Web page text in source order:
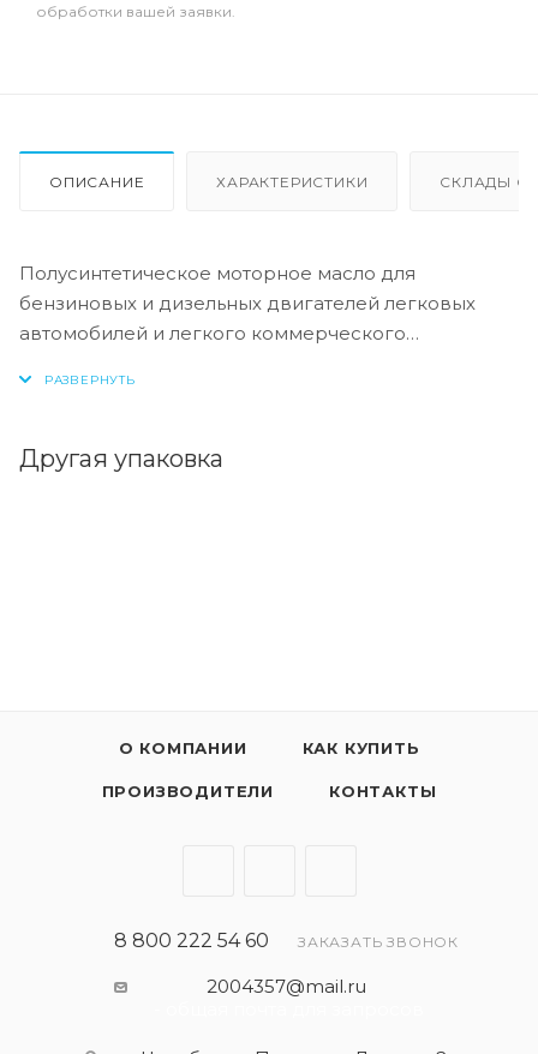
обработки вашей заявки.
ОПИСАНИЕ ХАРАКТЕРИСТИКИ СКЛАДЫ
Полусинтетическое моторное масло для
бензиновых и дизельных двигателей легковых
автомобилей и легкого коммерческого
высокую защиту от износа, коррозии и окисления,
Другая упаковка
О КОМПАНИИ КАК КУПИТЬ
ПРОИЗВОДИТЕЛИ КОНТАКТЫ
8 800 222 54 60 ЗАКАЗАТЬ ЗВОНОК
2004357@mail.ru